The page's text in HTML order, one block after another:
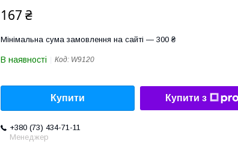
167 ₴
Мінімальна сума замовлення на сайті — 300 ₴
В наявності Код: W9120
Купити Купити з
+380 (73) 434-71-11
Менеджер